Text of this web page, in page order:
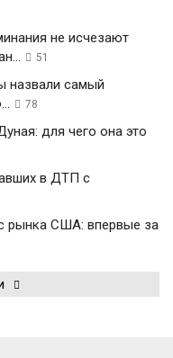
не исчезают
51
назвали самый
78
для чего она это
в ДТП с
рынка США: впервые за